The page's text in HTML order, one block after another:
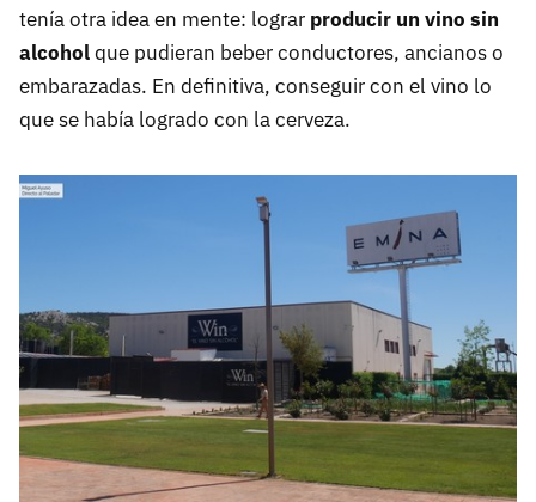
tenía otra idea en mente: lograr producir un vino sin
alcoholque pudieran beber conductores, ancianos o
embarazadas. En definitiva, conseguir con el vino lo
que se había logrado con la cerveza.